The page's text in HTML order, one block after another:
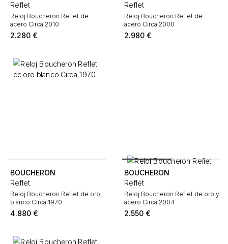
Reflet
Reloj Boucheron Reflet de
acero Circa 2010
2.280 €
Reflet
Reloj Boucheron Reflet de
acero Circa 2000
2.980 €
BOUCHERON
Reflet
Reloj Boucheron Reflet de oro
blanco Circa 1970
4.880 €
BOUCHERON
Reflet
Reloj Boucheron Reflet de oro y
acero Circa 2004
2.550 €